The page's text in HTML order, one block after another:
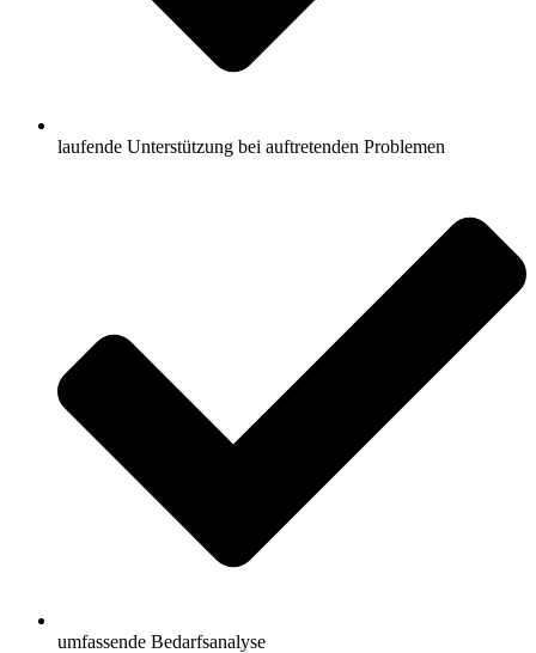
laufende Unterstützung bei auftretenden Problemen
umfassende Bedarfsanalyse